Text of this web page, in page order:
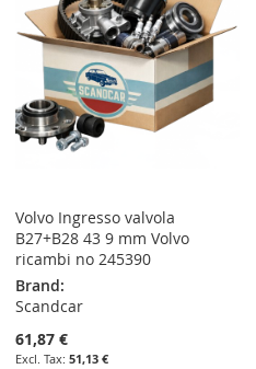
LIST
Volvo Ingresso valvola
B27+B28 43 9 mm Volvo
ricambi no 245390
Brand:
Scandcar
61,87 €
51,13 €